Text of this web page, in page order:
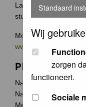
Standaard
Wij
zorgen
functioneert.
Sociale
Laat je mooiste foto's
stuur je foto's in voor
Meer weten over
www.groenecamera.nl
Naast de jaarlijkse
Natuurfotografie.nl
Meer weten? Ga naar